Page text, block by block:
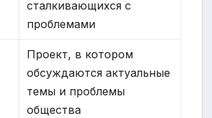
сталкивающихся с
проблемами
Проект, в котором
обсуждаются актуальные
темы и проблемы
общества